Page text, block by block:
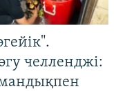
челленджі: